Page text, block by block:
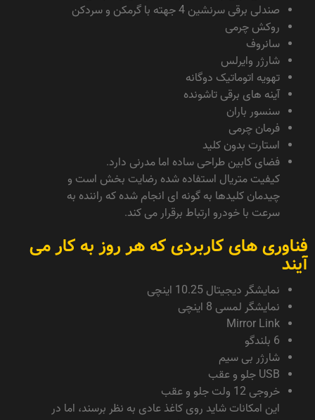
صندلی برقی سرنشین 4 جهته با گرمکن و سردکن
روکش چرمی
سانروف
شارژر وایرلس
تهویه اتوماتیک دوگانه
آینه های برقی تاشونده
سنسور باران
فرمان چرمی
استارت بدون کلید
فضای کابین طراحی ساده اما مدرنی دارد.
کیفیت متریال استفاده شده رضایت بخش است و
چیدمان کلیدها به گونه ای انجام شده که راننده به
سرعت با خودرو ارتباط برقرار می کند.
فناوری های کاربردی که هر روز به کار می
آیند
نمایشگر دیجیتال 10.25 اینچی
نمایشگر لمسی 8 اینچی
Mirror Link
6 بلندگو
شارژر بی سیم
USB جلو و عقب
خروجی 12 ولت جلو و عقب
این امکانات شاید روی کاغذ عادی به نظر برسند، اما در